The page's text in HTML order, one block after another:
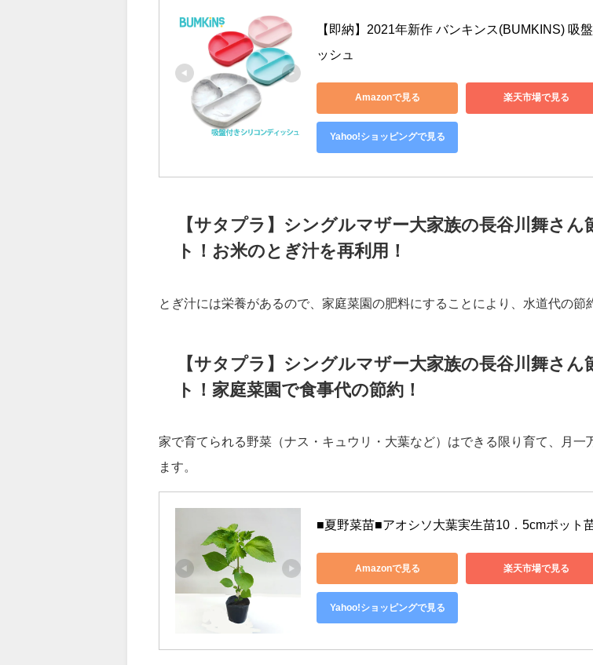
朝食はワンプレートにすることで洗い物が減り、水道代の節約になります。
【即納】2021年新作 バンキンス(BUMKINS) 吸盤
ッシュ
Yahoo!ショッピングで見る
【サタプラ】シングルマザー大家族の長谷川舞さん
とぎ汁には栄養があるので、家庭菜園の肥料にすることにより、水道代の節
【サタプラ】シングルマザー大家族の長谷川舞さん
ト！家庭菜園で食事代の節約！
家で育てられる野菜（ナス・キュウリ・大葉など）はできる限り育て、月一
■夏野菜苗■アオシソ大葉実生苗10．5cmポット苗